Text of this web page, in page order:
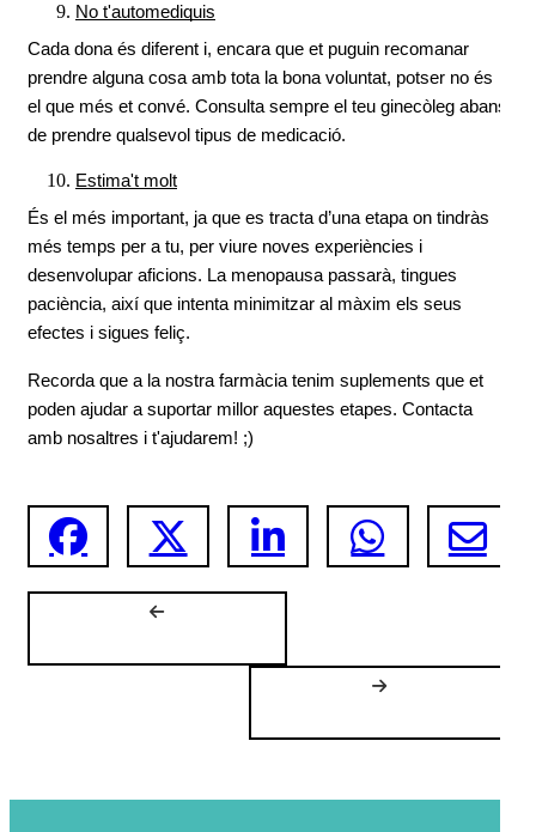
No t'automediquis
Cada dona és diferent i, encara que et puguin recomanar
prendre alguna cosa amb tota la bona voluntat, potser no és
el que més et convé. Consulta sempre el teu ginecòleg abans
de prendre qualsevol tipus de medicació.
Estima't molt
És el més important, ja que es tracta d’una etapa on tindràs
més temps per a tu, per viure noves experiències i
desenvolupar aficions. La menopausa passarà, tingues
paciència, així que intenta minimitzar al màxim els seus
efectes i sigues feliç.
Recorda que a la nostra farmàcia tenim suplements que et
poden ajudar a suportar millor aquestes etapes. Contacta
amb nosaltres i t'ajudarem! ;)